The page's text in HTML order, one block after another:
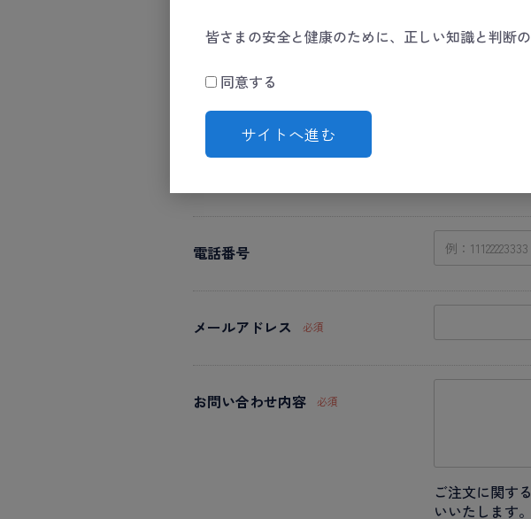
皆さまの安全と健康のために、正しい知識と判断
同意する
サイトへ進む
住所 〒
電話番号
メールアドレス 必須
お問い合わせ内容 必須
ご注文に関す
いいたします。